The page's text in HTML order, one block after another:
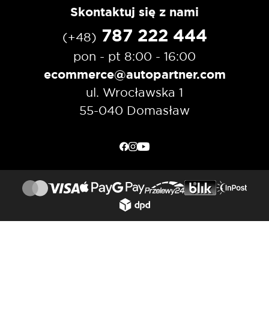
Skontaktuj się z nami
(+48) 787 222 444
pon - pt 8:00 - 16:00
ecommerce@autopartner.com
ul. Wrocławska 1
55-040 Domasław